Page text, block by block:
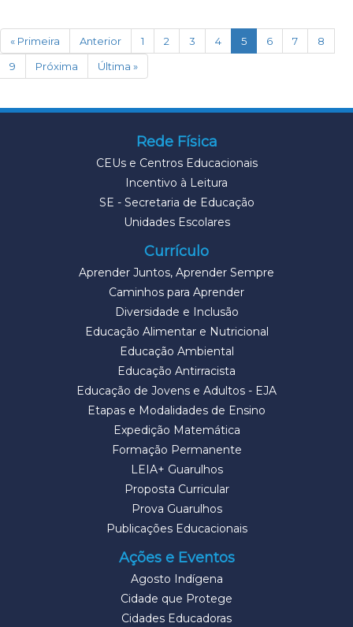
« Primeira Anterior 1 2 3 4 5(current)
6 7
8
9
Próxima Última »
Rede Física
CEUs e Centros Educacionais
Incentivo à Leitura
SE - Secretaria de Educação
Unidades Escolares
Currículo
Aprender Juntos, Aprender Sempre
Caminhos para Aprender
Diversidade e Inclusão
Educação Alimentar e Nutricional
Educação Ambiental
Educação Antirracista
Educação de Jovens e Adultos - EJA
Etapas e Modalidades de Ensino
Expedição Matemática
Formação Permanente
LEIA+ Guarulhos
Proposta Curricular
Prova Guarulhos
Publicações Educacionais
Ações e Eventos
Agosto Indígena
Cidade que Protege
Cidades Educadoras